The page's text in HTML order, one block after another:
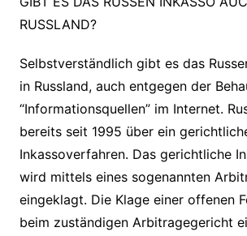
RUSSLAND?
Selbstverständlich gibt es das
in Russland, auch entgegen der
“Informationsquellen” im Internet.
bereits seit 1995 über ein
Inkassoverfahren. Das gerichtliche
wird mittels eines sogenannten
eingeklagt. Die Klage einer offenen
beim zuständigen Arbitragegericht